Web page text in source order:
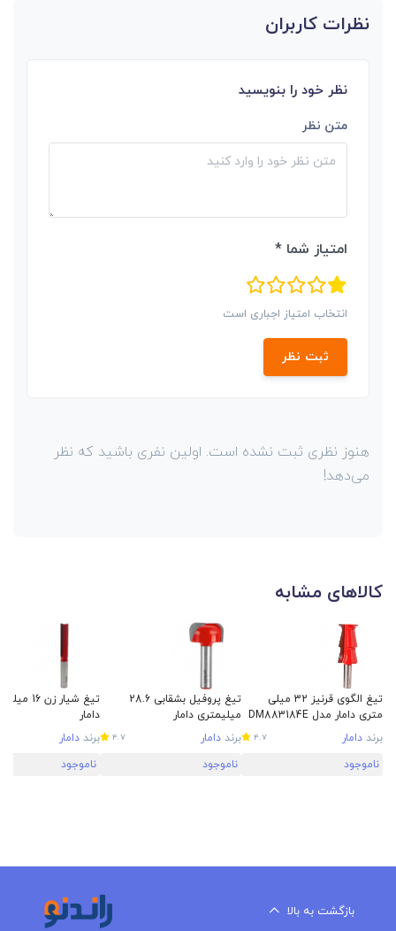
نظرات کاربران
نظر خود را بنویسید
متن نظر
امتیاز شما *
انتخاب امتیاز اجباری است
ثبت نظر
هنوز نظری ثبت نشده است. اولین نفری باشید که نظر
می‌دهد!
کالاهای مشابه
تیغ الگوی قرنیز 32 میلی
متری دامار مدل DM883184E
برند دامار 4.7
ناموجود
تیغ پروفیل بشقابی 28.6
میلیمتری دامار
برند دامار 4.7
ناموجود
تیغ شیار زن
دامار
برند دامار
ناموجود
بازگشت به بالا